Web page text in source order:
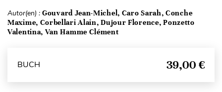
Autor(en) : Gouvard Jean-Michel, Caro Sarah, Conche
Maxime, Corbellari Alain, Dujour Florence, Ponzetto
Valentina, Van Hamme Clément
BUCH 39,00 €